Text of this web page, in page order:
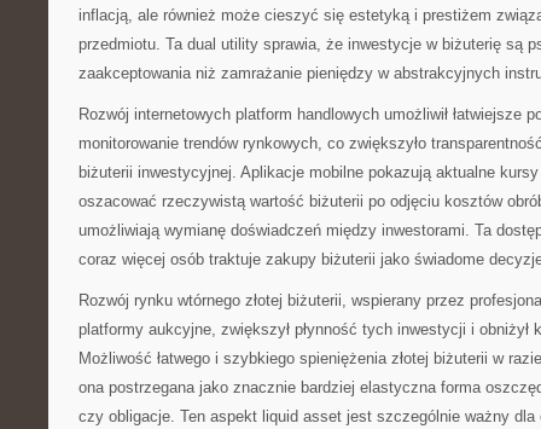
inflacją, ale również może cieszyć się estetyką i prestiżem
przedmiotu. Ta dual utility sprawia, że inwestycje w biżuterię są
zaakceptowania niż zamrażanie pieniędzy w abstrakcyjnych
Rozwój internetowych platform handlowych umożliwił łatwiejsze
monitorowanie trendów rynkowych, co zwiększyło
biżuterii inwestycyjnej. Aplikacje mobilne pokazują aktualne
oszacować rzeczywistą wartość biżuterii po odjęciu kosztów
umożliwiają wymianę doświadczeń między inwestorami. Ta
coraz więcej osób traktuje zakupy biżuterii jako świadome
Rozwój rynku wtórnego złotej biżuterii, wspierany przez
platformy aukcyjne, zwiększył płynność tych inwestycji i obniżył
Możliwość łatwego i szybkiego spieniężenia złotej biżuterii w
ona postrzegana jako znacznie bardziej elastyczna forma
czy obligacje. Ten aspekt liquid asset jest szczególnie ważny